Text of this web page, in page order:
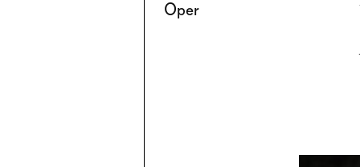
Oper